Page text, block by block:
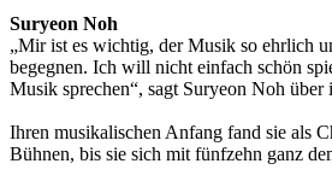
Suryeon Noh
„Mir ist es wichtig, der Musik so ehrlich
begegnen. Ich will nicht einfach schön
Musik sprechen“, sagt Suryeon Noh
Ihren musikalischen Anfang fand sie als
Bühnen, bis sie sich mit fünfzehn ganz